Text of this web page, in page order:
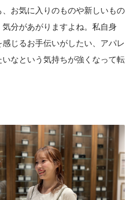
お気に入りのものや新しいもの
分があがりますよね。私自身
じるお手伝いがしたい、アパレ
なという気持ちが強くなって転